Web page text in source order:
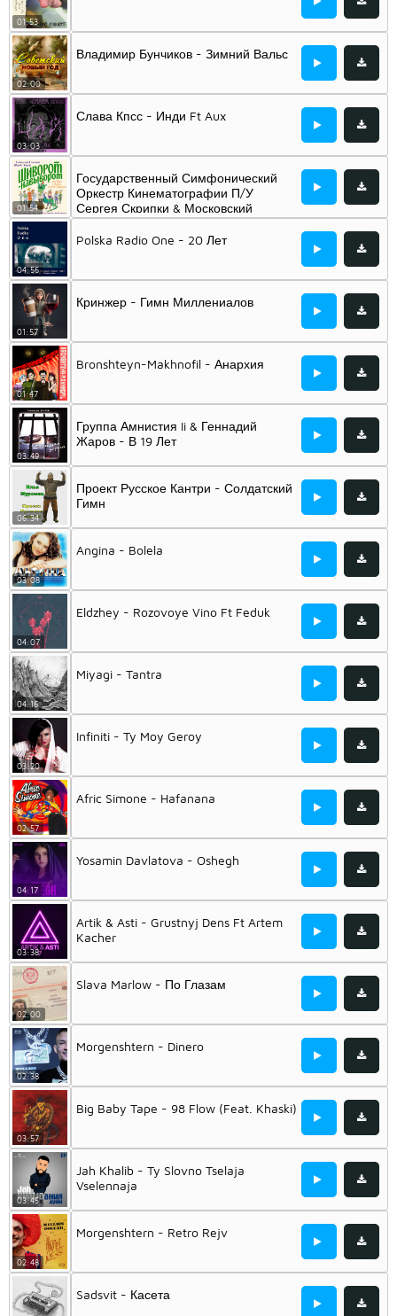
01:53
02:00
Владимир Бунчиков - Зимний Вальс
03:03
Слава Кпсс - Инди Ft Aux
01:54
Государственный Симфонический
Оркестр Кинематографии П/У
Сергея Скрипки & Московский
Хоровой Ансамбль Духовной Музыки
«Благовест» - Гимн Любви
04:56
Polska Radio One - 20 Лет
01:57
Кринжер - Гимн Миллениалов
01:47
Bronshteyn-Makhnofil - Анархия
03:49
Группа Амнистия Ii & Геннадий
Жаров - В 19 Лет
06:34
Проект Русское Кантри - Солдатский
Гимн
03:08
Angina - Bolela
04:07
Eldzhey - Rozovoye Vino Ft Feduk
04:16
Miyagi - Tantra
03:20
Infiniti - Ty Moy Geroy
02:57
Afric Simone - Hafanana
04:17
Yosamin Davlatova - Oshegh
03:38
Artik & Asti - Grustnyj Dens Ft Artem
Kacher
02:00
Slava Marlow - По Глазам
02:38
Morgenshtern - Dinero
03:57
Big Baby Tape - 98 Flow (Feat. Khaski)
03:45
Jah Khalib - Ty Slovno Tselaja
Vselennaja
02:48
Morgenshtern - Retro Rejv
Sadsvit - Касета